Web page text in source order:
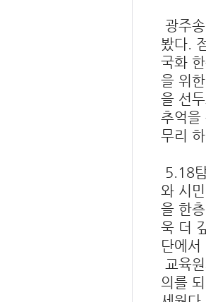
광주
봤다.
국화
을 위
을 선
추억을
무리
5.18
와 시
을 한
욱 더
단에
교육
의를